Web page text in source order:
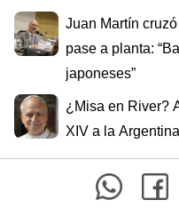
Juan Martín
pase a planta:
japoneses”
¿Misa en River?
XIV a la Argentina